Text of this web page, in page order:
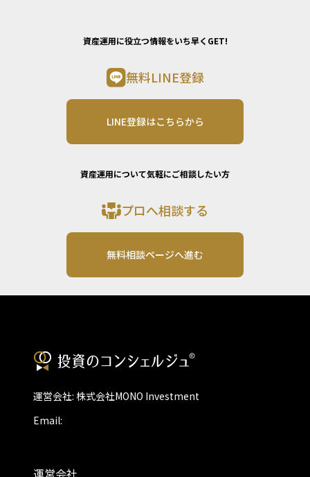
資産運用に役立つ情報をいち早くGET!
無料LINE登録
LINE登録はこちらから
資産運用について気軽にご相談したい方
プロへ相談する
無料相談ページへ進む
運営会社: 株式会社MONO Investment
Email:
運営会社